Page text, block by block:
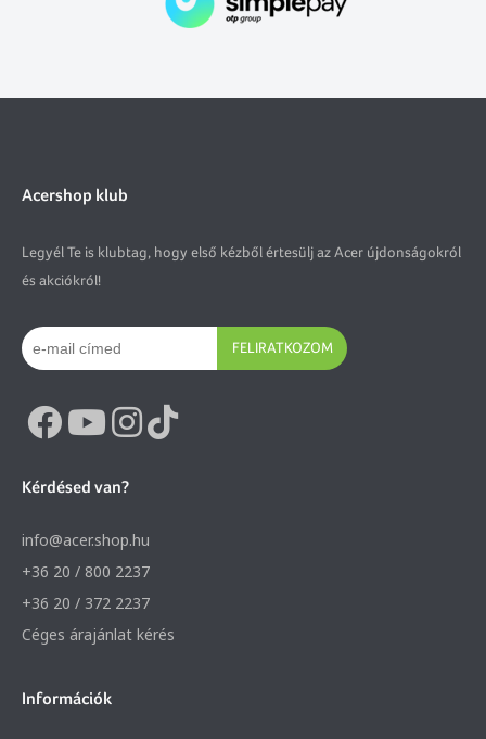
Acershop klub
Legyél Te is klubtag, hogy első kézből értesülj az Acer újdonságokról
és akciókról!
FELIRATKOZOM
Kérdésed van?
info@acer.shop.hu
+36 20 / 800 2237
+36 20 / 372 2237
Céges árajánlat kérés
Információk